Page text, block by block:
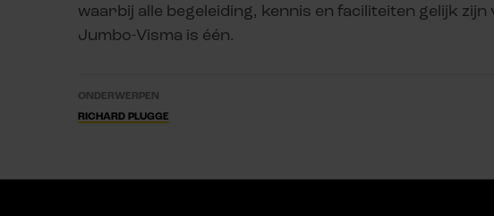
waarbij alle begeleiding, kennis en faciliteiten gelijk
Jumbo-Visma is één.
ONDERWERPEN
RICHARD PLUGGE